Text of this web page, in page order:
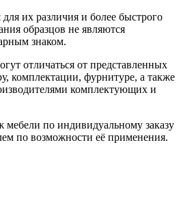
их различия и более быстрого
образцов не являются
знаком.
отличаться от представленных
комплектации, фурнитуре, а также
комплектующих и
по индивидуальному заказу
по возможности её применения.